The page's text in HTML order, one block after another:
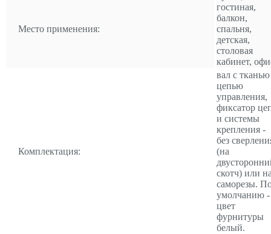
Место применения:
гостиная,
балкон,
спальня,
детская,
столовая
кабинет,
Комплектация:
вал с
цепью
управления,
фиксатор
и системы
крепления -
без
(на
скотч) или
саморезы.
умолчанию -
цвет
фурнитуры
белый.